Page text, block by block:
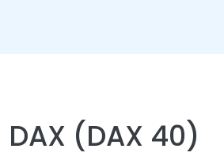
DAX (DAX 40)